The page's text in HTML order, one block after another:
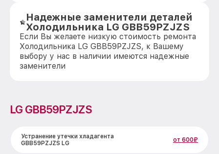
Надежные заменители деталей
Холодильника LG GBB59PZJZS
Если Вы желаете низкую стоимость ремонта
Холодильника LG GBB59PZJZS, к Вашему
выбору у нас в наличии имеются надежные
заменители
LG GBB59PZJZS
Устранение утечки хладагента
GBB59PZJZS LG
от 600₽